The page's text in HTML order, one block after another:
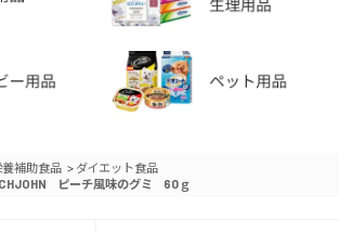
養補助食品 > ダイエット食品
ピーチ風味のグミ 60ｇ